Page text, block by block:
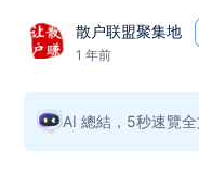
散户联盟聚集地
1 年前
AI 總結，5秒速覽全